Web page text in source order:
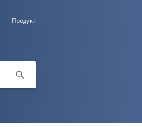
Продукт